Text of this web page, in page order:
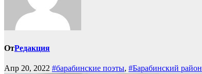
ОтРедакция
Апр 20, 2022 #барабинские поэты, #Барабинский район